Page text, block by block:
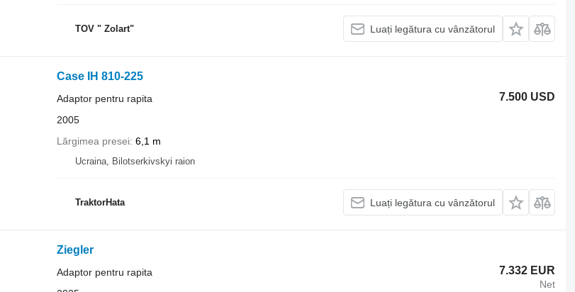
TOV " Zolart" Luați legătura cu vânzătorul
Case IH 810-225
7.500 USD
Adaptor pentru rapita
2005
Lărgimea presei 6,1 m
Ucraina, Bilotserkivskyi raion
TraktorHata Luați legătura cu vânzătorul
Ziegler
7.332 EUR
Net
Adaptor pentru rapita